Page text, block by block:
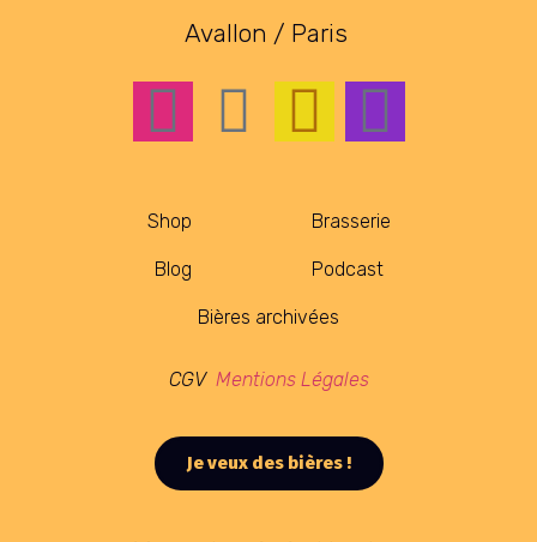
Avallon / Paris
Shop Brasserie
Blog Podcast
Bières archivées
CGV Mentions Légales
Je veux des bières !